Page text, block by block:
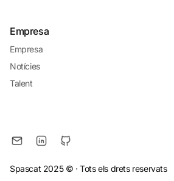
Empresa
Empresa
Notícies
Talent
Spascat 2025 © · Tots els drets reservats